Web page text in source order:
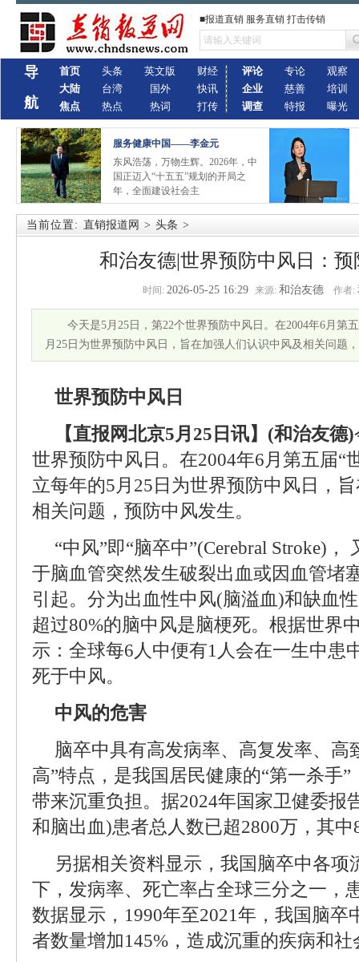
■报道直销 服务直销 打击传销
导
航
首页
大陆
焦点
头条
台湾
热点
英文版
国外
热词
财经
快讯
打传
评论
企业
调查
专论
慈善
特报
观察
培训
曝光
服务健康中国——李金元
东风浩荡，万物生辉。2026年，中
国正迈入“十五五”规划的开局之
年，全面建设社会主
当前位置: 直销报道网 > 头条 >
和治友德|世界预防中风日：
时间: 2026-05-25 16:29 来源: 和治友德 作者:
今天是5月25日，第22个世界预防中风日。在2004年6月第
月25日为世界预防中风日，旨在加强人们认识中风及相关问题
世界预防中风日
【直报网北京5月25日讯】(和治友德)
世界预防中风日。在2004年6月第五届“
立每年的5月25日为世界预防中风日，
相关问题，预防中风发生。
“中风”即“脑卒中”(Cerebral Stroke)
于脑血管突然发生破裂出血或因血管堵
引起。分为出血性中风(脑溢血)和缺血
超过80%的脑中风是脑梗死。根据世界
示：全球每6人中便有1人会在一生中患
死于中风。
中风的危害
脑卒中具有高发病率、高复发率、高
高”特点，是我国居民健康的“第一杀手
带来沉重负担。据2024年国家卫健委报
和脑出血)患者总人数已超2800万，其
另据相关资料显示，我国脑卒中各项
下，发病率、死亡率占全球三分之一，
数据显示，1990年至2021年，我国脑卒
者数量增加145%，造成沉重的疾病和社